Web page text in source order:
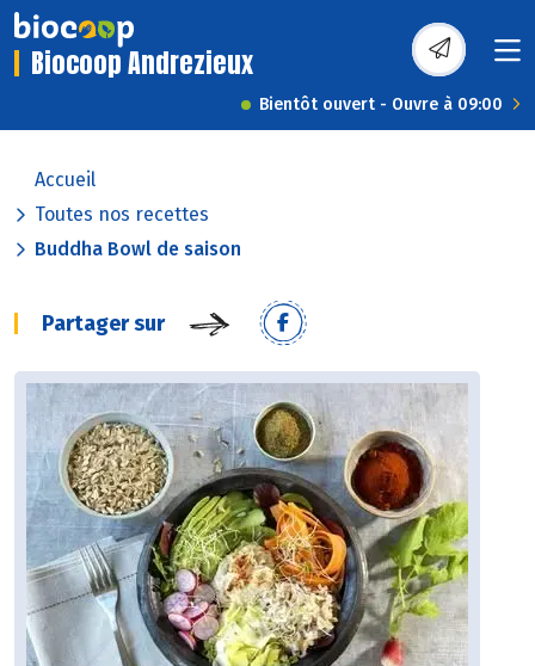
Biocoop Andrezieux
Bientôt ouvert - Ouvre à 09:00
Accueil
Toutes nos recettes
Buddha Bowl de saison
Partager sur